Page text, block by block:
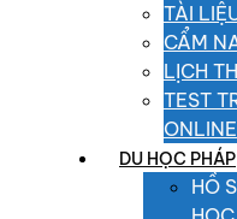
TÀI
CẨM
LỊCH
TEST
ONLINE
DU HỌC PHÁP
HỒ